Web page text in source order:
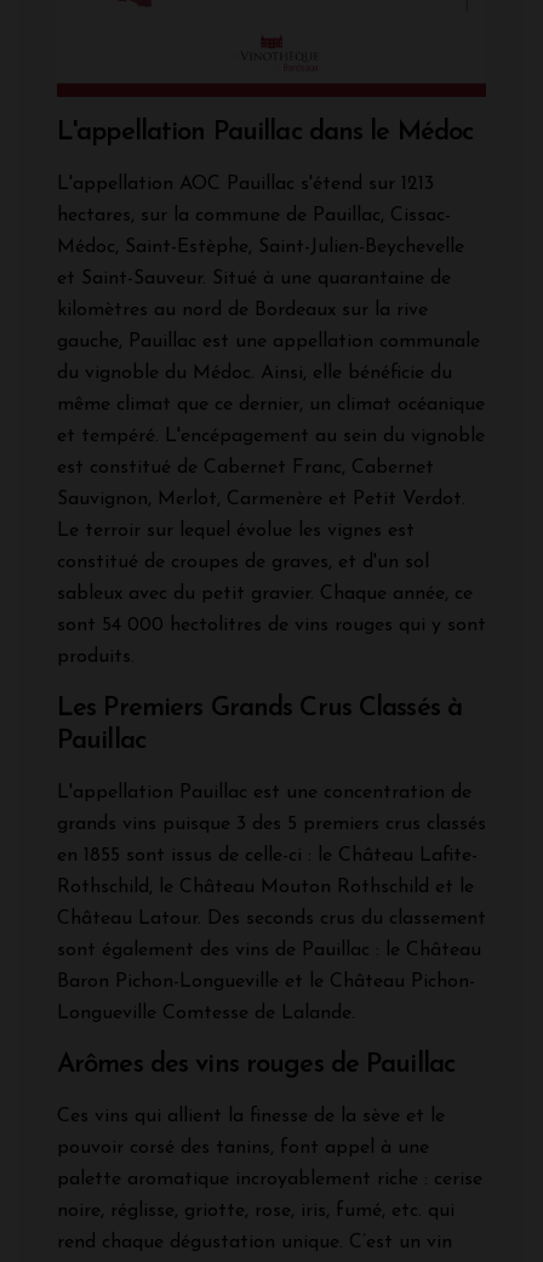
L'appellation Pauillac dans le Médoc
L'appellation AOC Pauillac s'étend sur 1213
hectares, sur la commune de Pauillac, Cissac-
Médoc, Saint-Estèphe, Saint-Julien-Beychevelle
et Saint-Sauveur. Situé à une quarantaine de
kilomètres au nord de Bordeaux sur la rive
gauche, Pauillac est une appellation communale
du vignoble du Médoc. Ainsi, elle bénéficie du
même climat que ce dernier, un climat océanique
et tempéré. L'encépagement au sein du vignoble
est constitué de Cabernet Franc, Cabernet
Sauvignon, Merlot, Carmenère et Petit Verdot.
Le terroir sur lequel évolue les vignes est
constitué de croupes de graves, et d'un sol
sableux avec du petit gravier. Chaque année, ce
sont 54 000 hectolitres de vins rouges qui y sont
produits.
Les Premiers Grands Crus Classés à
Pauillac
L'appellation Pauillac est une concentration de
grands vins puisque 3 des 5 premiers crus classés
en 1855 sont issus de celle-ci : le Château Lafite-
Rothschild, le Château Mouton Rothschild et le
Château Latour. Des seconds crus du classement
sont également des vins de Pauillac : le Château
Baron Pichon-Longueville et le Château Pichon-
Longueville Comtesse de Lalande.
Arômes des vins rouges de Pauillac
Ces vins qui allient la finesse de la sève et le
pouvoir corsé des tanins, font appel à une
palette aromatique incroyablement riche : cerise
noire, réglisse, griotte, rose, iris, fumé, etc. qui
rend chaque dégustation unique. C’est un vin